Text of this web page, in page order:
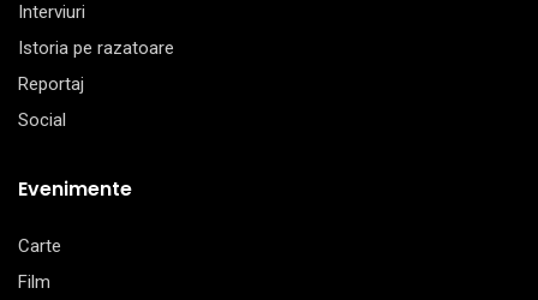
Interviuri
Istoria pe razatoare
Reportaj
Social
Evenimente
Carte
Film